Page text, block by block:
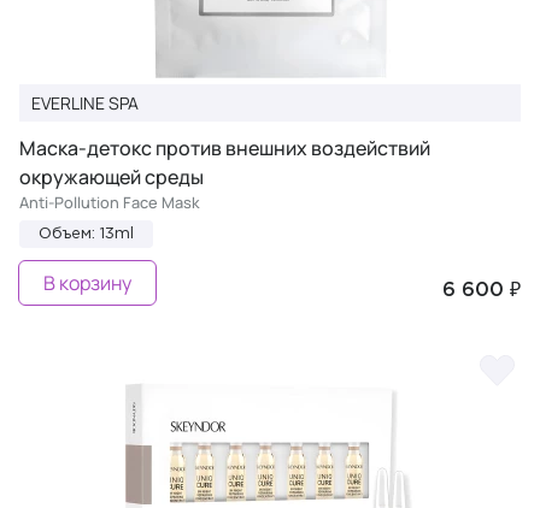
EVERLINE SPA
Маска-детокс против внешних воздействий
окружающей среды
Anti-Pollution Face Mask
Объем: 13ml
6 600 ₽
В корзину